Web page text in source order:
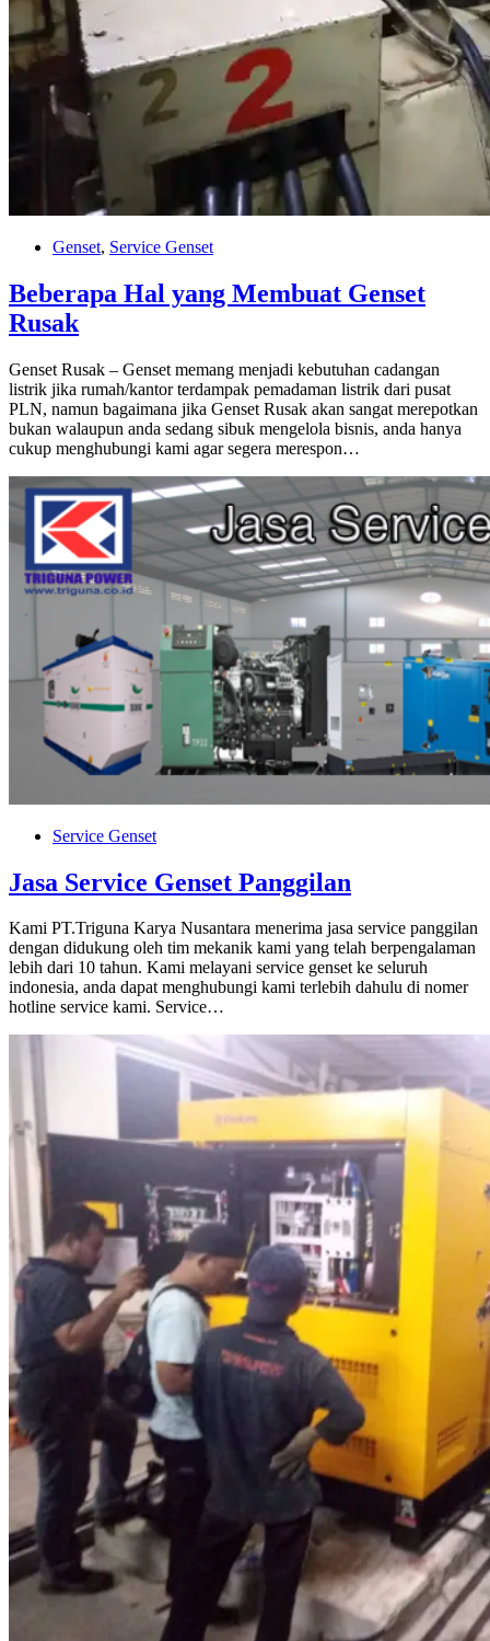
Genset, Service Genset
Beberapa Hal yang Membuat Genset
Rusak
Genset Rusak – Genset memang menjadi kebutuhan cadangan
listrik jika rumah/kantor terdampak pemadaman listrik dari pusat
PLN, namun bagaimana jika Genset Rusak akan sangat merepotkan
bukan walaupun anda sedang sibuk mengelola bisnis, anda hanya
cukup menghubungi kami agar segera merespon…
Service Genset
Jasa Service Genset Panggilan
Kami PT.Triguna Karya Nusantara menerima jasa service panggilan
dengan didukung oleh tim mekanik kami yang telah berpengalaman
lebih dari 10 tahun. Kami melayani service genset ke seluruh
indonesia, anda dapat menghubungi kami terlebih dahulu di nomer
hotline service kami. Service…